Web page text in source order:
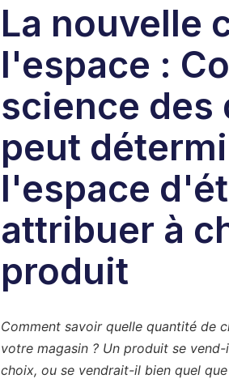
La nouvelle
l'espace :
science des
peut
l'espace
attribuer à
produit
Comment savoir quelle quantité de
votre magasin ? Un produit se
choix, ou se vendrait-il bien quel